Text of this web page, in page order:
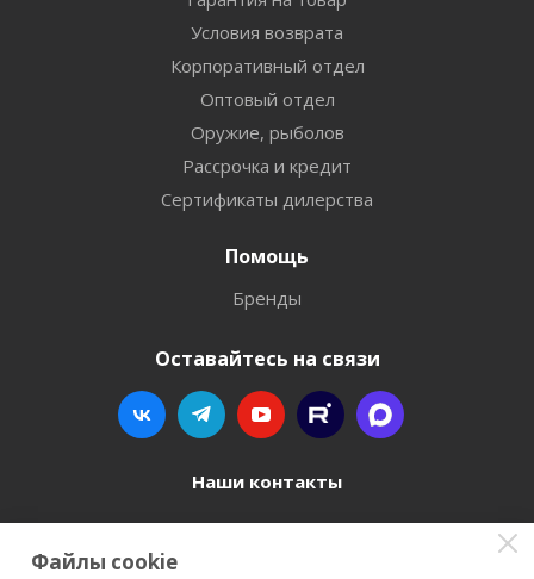
Условия возврата
Корпоративный отдел
Оптовый отдел
Оружие, рыболов
Рассрочка и кредит
Сертификаты дилерства
Помощь
Бренды
Оставайтесь на связи
Наши контакты
8 800 77-00-962
Файлы cookie